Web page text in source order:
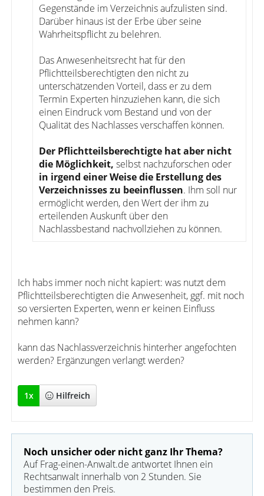
Gegenstände im Verzeichnis aufzulisten sind.
Darüber hinaus ist der Erbe über seine
Wahrheitspflicht zu belehren.
Das Anwesenheitsrecht hat für den
Pflichtteilsberechtigten den nicht zu
unterschätzenden Vorteil, dass er zu dem
Termin Experten hinzuziehen kann, die sich
einen Eindruck vom Bestand und von der
Qualität des Nachlasses verschaffen können.
Der Pflichtteilsberechtigte hat aber nicht
die Möglichkeit, selbst nachzuforschen oder
in irgend einer Weise die Erstellung des
Verzeichnisses zu beeinflussen. Ihm soll nur
ermöglicht werden, den Wert der ihm zu
erteilenden Auskunft über den
Nachlassbestand nachvollziehen zu können.
Ich habs immer noch nicht kapiert: was nutzt dem
Pflichtteilsberechtigten die Anwesenheit, ggf. mit noch
so versierten Experten, wenn er keinen Einfluss
nehmen kann?
kann das Nachlassverzeichnis hinterher angefochten
werden? Ergänzungen verlangt werden?
1x Hilfreich
Noch unsicher oder nicht ganz Ihr Thema?
Auf Frag-einen-Anwalt.de antwortet Ihnen ein
Rechtsanwalt innerhalb von 2 Stunden. Sie
bestimmen den Preis.